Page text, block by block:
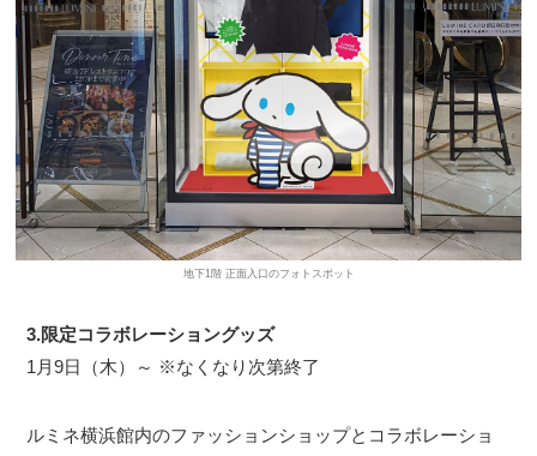
地下1階 正面入口のフォトスポット
3.限定コラボレーショングッズ
1月9日（木）～ ※なくなり次第終了
ルミネ横浜館内のファッションショップとコラボレーショ